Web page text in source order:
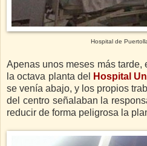
Hospital de
Apenas unos meses más tarde,
la octava planta del
Hospital
se venía abajo, y los propios
del centro señalaban la
reducir de forma peligrosa la